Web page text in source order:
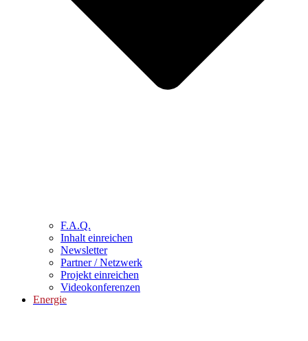
F.A.Q.
Inhalt einreichen
Newsletter
Partner / Netzwerk
Projekt einreichen
Videokonferenzen
Energie